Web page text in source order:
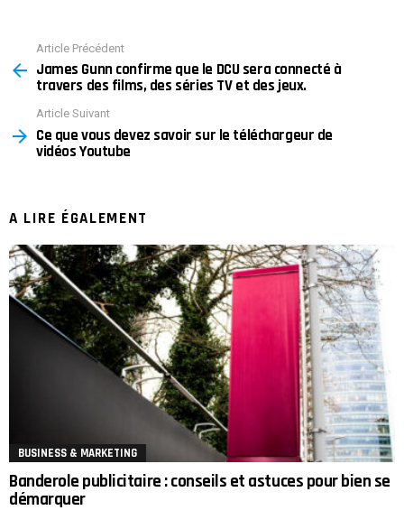
more
Article Précédent
James Gunn confirme que le DCU sera connecté à
travers des films, des séries TV et des jeux.
Article Suivant
Ce que vous devez savoir sur le téléchargeur de
vidéos Youtube
A LIRE ÉGALEMENT
BUSINESS & MARKETING
Banderole publicitaire : conseils et astuces pour bien se
démarquer